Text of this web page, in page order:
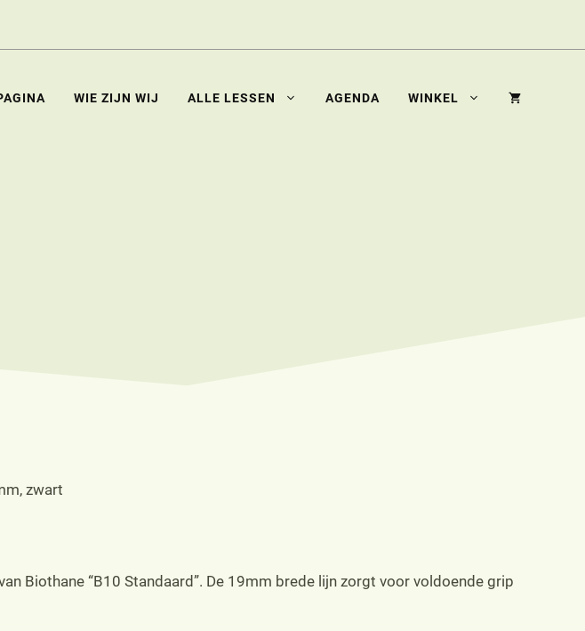
WIE ZIJN WIJ ALLE LESSEN AGENDA WINKEL
zwart
Biothane “B10 Standaard”. De 19mm brede lijn zorgt voor voldoende grip